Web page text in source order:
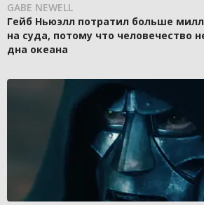
GABE NEWELL
Гейб Ньюэлл потратил больше
на суда, потому что человечество
дна океана